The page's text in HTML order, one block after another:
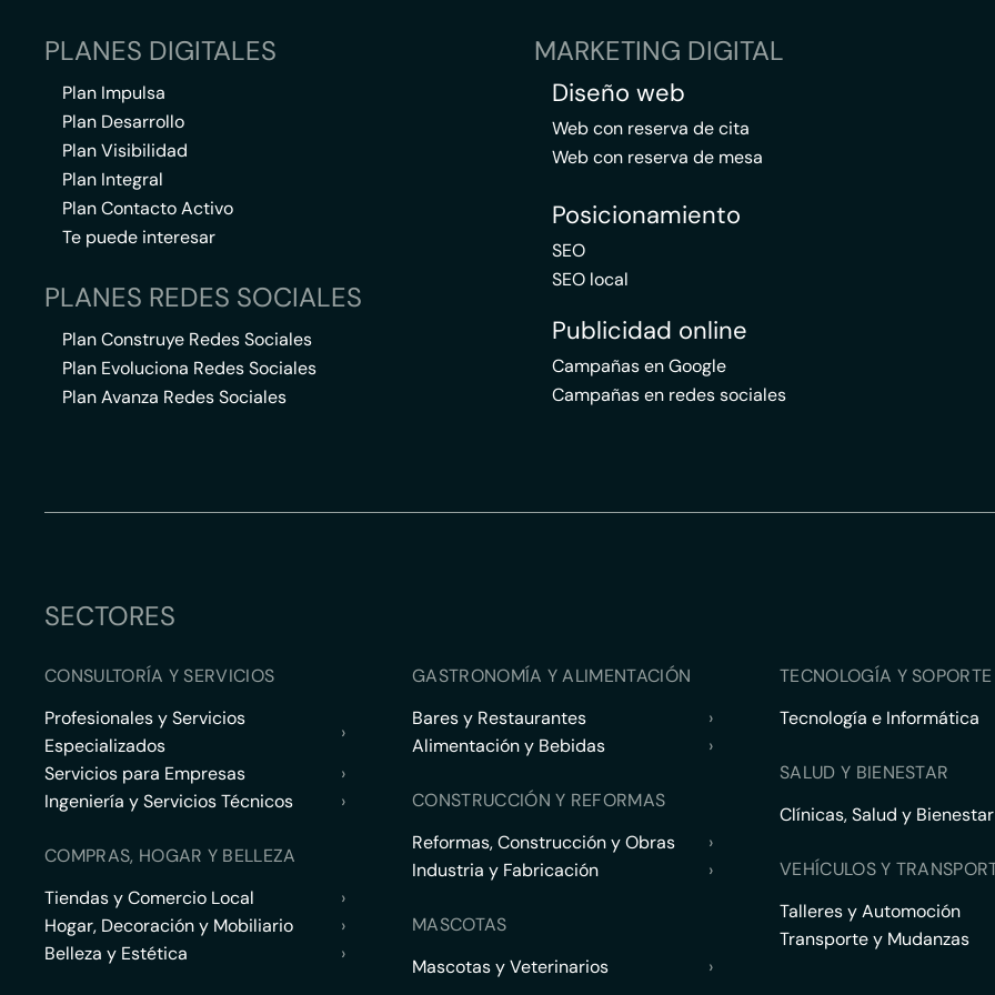
PLANES DIGITALES
Plan Impulsa
Plan Desarrollo
Plan Visibilidad
Plan Integral
Plan Contacto Activo
Te puede interesar
PLANES REDES SOCIALES
Plan Construye Redes Sociales
Plan Evoluciona Redes Sociales
Plan Avanza Redes Sociales
MARKETING DIGITAL
Diseño web
Web con reserva de cita
Web con reserva de mesa
Posicionamiento
SEO
SEO local
Publicidad online
Campañas en Google
Campañas en redes sociales
SECTORES
CONSULTORÍA Y SERVICIOS
Profesionales y Servicios
Especializados
›
Servicios para Empresas
›
Ingeniería y Servicios Técnicos
›
COMPRAS, HOGAR Y BELLEZA
Tiendas y Comercio Local
›
Hogar, Decoración y Mobiliario
›
Belleza y Estética
›
GASTRONOMÍA Y ALIMENTACIÓN
Bares y Restaurantes
›
Alimentación y Bebidas
›
CONSTRUCCIÓN Y REFORMAS
Reformas, Construcción y Obras
›
Industria y Fabricación
›
MASCOTAS
Mascotas y Veterinarios
›
TECNOLOGÍA Y
Tecnología e Informática
SALUD Y BIENESTAR
Clínicas, Salud y Bienestar
VEHÍCULOS Y
Talleres y Automoción
Transporte y Mudanzas